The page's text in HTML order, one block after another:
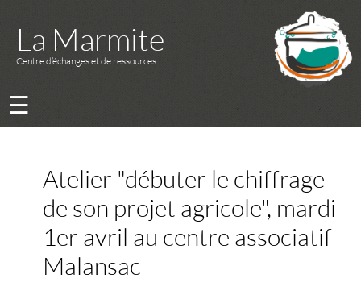
La Marmite
Centre d’échanges et de ressources
☰
Atelier "débuter le chiffrage
de son projet agricole", mardi
1er avril au centre associatif
Malansac